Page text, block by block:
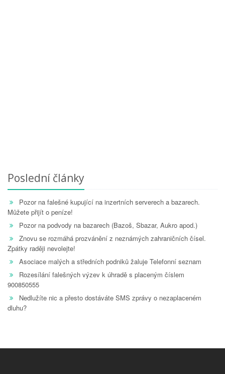
Poslední články
Pozor na falešné kupující na inzertních serverech a bazarech.
Můžete přijít o peníze!
Pozor na podvody na bazarech (Bazoš, Sbazar, Aukro apod.)
Znovu se rozmáhá prozvánění z neznámých zahraničních čísel.
Zpátky raději nevolejte!
Asociace malých a středních podniků žaluje Telefonní seznam
Rozesílání falešných výzev k úhradě s placeným číslem
900850555
Nedlužíte nic a přesto dostáváte SMS zprávy o nezaplaceném
dluhu?